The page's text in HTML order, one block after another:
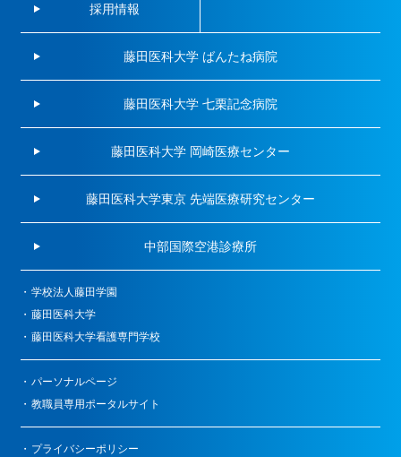
採用情報
藤田医科大学 ばんたね病院
藤田医科大学 七栗記念病院
藤田医科大学 岡崎医療センター
藤田医科大学東京 先端医療研究センター
中部国際空港診療所
学校法人藤田学園
藤田医科大学
藤田医科大学看護専門学校
パーソナルページ
教職員専用ポータルサイト
プライバシーポリシー